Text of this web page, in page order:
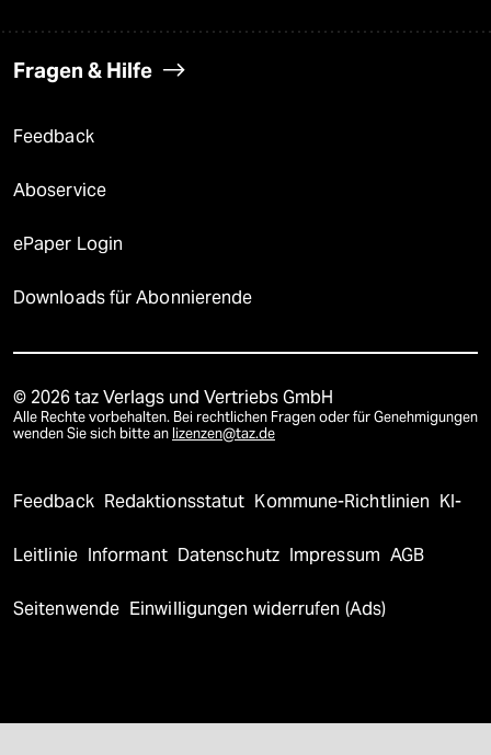
Fragen & Hilfe
Feedback
Aboservice
ePaper Login
Downloads für Abonnierende
© 2026 taz Verlags und Vertriebs GmbH
Alle Rechte vorbehalten. Bei rechtlichen Fragen oder für Genehmigungen
wenden Sie sich bitte an lizenzen@taz.de
Feedback Redaktionsstatut Kommune-Richtlinien KI-
Leitlinie Informant Datenschutz Impressum AGB
Seitenwende Einwilligungen widerrufen (Ads)